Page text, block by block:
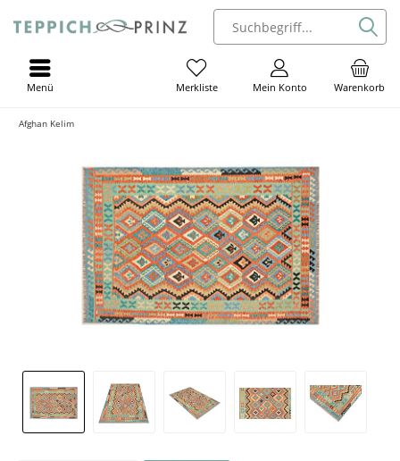
Warenkorb
Mein Konto
Merkliste
Menü
Afghan Kelim